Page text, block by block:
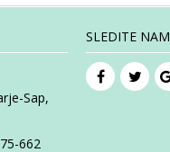
Sap,
662
SLEDITE NAM